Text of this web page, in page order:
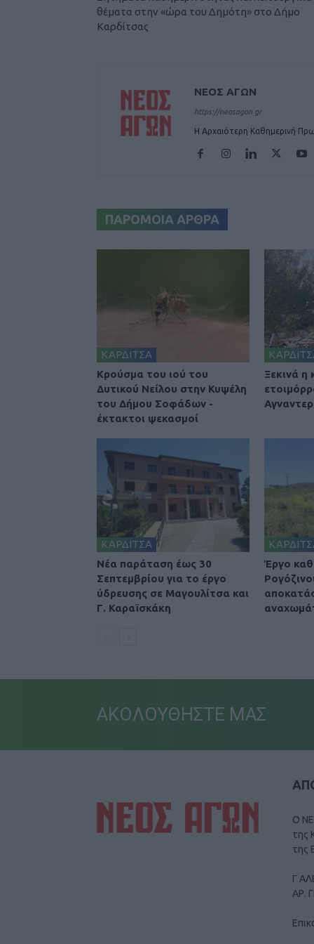
θέματα στην «ώρα του Δημότη» στο Δήμο
Καρδίτσας
ΝΕΟΣ ΑΓΩΝ
https://neosagon.gr
Η Αρχαιότερη Καθημερινή
ΠΑΡΟΜΟΙΑ ΑΡΘΡΑ
ΚΑΡΔΙΤΣΑ
Κρούσμα του ιού του
Δυτικού Νείλου στην Κυψέλη
του Δήμου Σοφάδων -
έκτακτοι ψεκασμοί
Ξεκινά η
ΚΑΡΔΙΤΣΑ
Νέα παράταση έως 30
Σεπτεμβρίου για το έργο
ύδρευσης σε Μαγουλίτσα και
Γ. Καραϊσκάκη
Έργο
ΑΚΟΛΟΥΘΗΣΤΕ ΜΑΣ
Ο
της
της
Γ
ΑΡ.